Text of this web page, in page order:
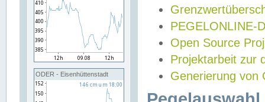
ODER - Eisenhüttenstadt
PEGELONLINE-
Open Source
Projektarbeit zur
Generierung von